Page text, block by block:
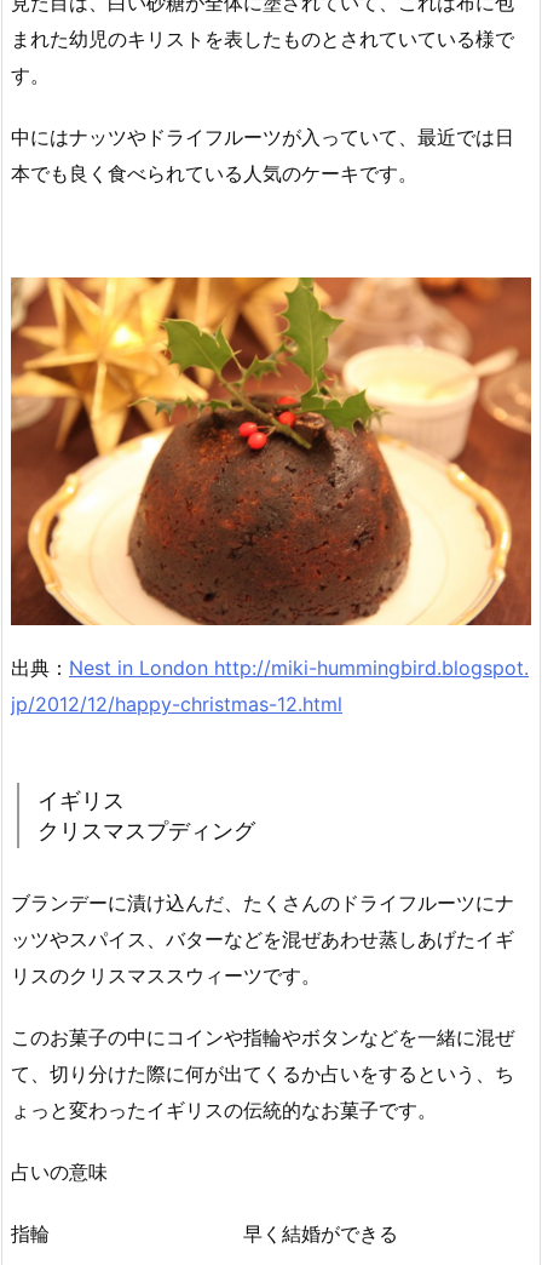
まれた幼児のキリストを表したものとされていている様で
す。
中にはナッツやドライフルーツが入っていて、最近では日
本でも良く食べられている人気のケーキです。
出典： Nest in London http://miki-hummingbird.blogspot.
jp/2012/12/happy-christmas-12.html
イギリス
クリスマスプディング
ブランデーに漬け込んだ、たくさんのドライフルーツにナ
ッツやスパイス、バターなどを混ぜあわせ蒸しあげたイギ
リスのクリスマススウィーツです。
このお菓子の中にコインや指輪やボタンなどを一緒に混ぜ
て、切り分けた際に何が出てくるか占いをするという、ち
ょっと変わったイギリスの伝統的なお菓子です。
占いの意味
指輪 早く結婚ができる